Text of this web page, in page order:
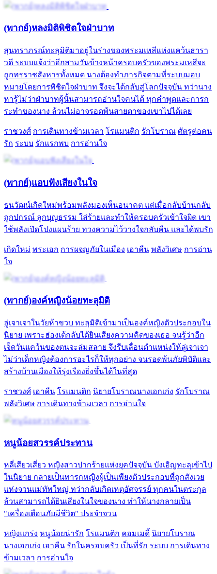
(พากย์)หลงมิติพิชิตใจฝ่าบาท
สุนทราภรณ์ทะลุมิติมาอยู่ในร่างของพระมเหสีแห่งแคว้นธารา
วดี ระบบแจ้งว่าอีกสามวันข้างหน้าครอบครัวของพระมเหสีจะ
ถูกทรราชสังหารทั้งหมด นางต้องทำภารกิจตามที่ระบบมอบ
หมายโดยการพิชิตใจฝ่าบาท จึงจะได้กลับสู่โลกปัจจุบัน ทว่านาง
หารู้ไม่ว่าฝ่าบาทผู้นั้นสามารถอ่านใจคนได้ ทุกคำพูดและการก
ระทำของนาง ล้วนไม่อาจรอดพ้นสายตาของเขาไปได้เลย
ราชวงศ์ การเดินทางข้ามเวลา โรแมนติก รักโบราณ ศัตรูต่อคน
รัก ระบบ รักแรกพบ การอ่านใจ
(พากย์)แอบฟังเสียงในใจ
ธนวัฒน์เกิดใหม่พร้อมพลังมองเห็นอนาคต แต่เมื่อกลับบ้านกลับ
ถูกปกรณ์ ลูกบุญธรรม ใส่ร้ายและทำให้ครอบครัวเข้าใจผิด เขา
ใช้พลังเปิดโปงแผนร้าย ทวงความไว้วางใจกลับคืน และได้พบรัก
เกิดใหม่ พระเอก การผจญภัยในเมือง เอาคืน พลังวิเศษ การอ่าน
ใจ
(พากย์)องค์หญิงน้อยทะลุมิติ
ลู่เจาเจาในวัยห้าขวบ ทะลุมิติเข้ามาเป็นองค์หญิงตัวประกอบใน
นิยาย เพราะฮ่องเต้กลับได้ยินเสียงความคิดของเธอ จนรู้ว่าอีก
เจ็ดวันแคว้นของตนจะล่มสลาย จึงรีบเลื่อนตำแหน่งให้ลู่เจาเจา
ไม่ว่าเด็กหญิงต้องการอะไรก็ให้ทุกอย่าง จนรอดพ้นภัยพิบัติและ
สร้างบ้านเมืองให้รุ่งเรืองยิ่งขึ้นได้ในที่สุด
ราชวงศ์ เอาคืน โรแมนติก นิยายโบราณนางเอกเก่ง รักโบราณ
พลังวิเศษ การเดินทางข้ามเวลา การอ่านใจ
หนูน้อยสวรรค์ประทาน
หลี่เสียวเสี่ยว หญิงสาวปากร้ายแห่งยุคปัจจุบัน บังเอิญทะลุเข้าไป
ในนิยาย กลายเป็นทารกหญิงผู้เป็นเพียงตัวประกอบที่ถูกสังเวย
แห่งจวนแม่ทัพใหญ่ ทว่ากลับเกิดเหตุอัศจรรย์ ทุกคนในตระกูล
ล้วนสามารถได้ยินเสียงในใจของนาง ทำให้นางกลายเป็น
"เครื่องเตือนภัยมีชีวิต" ประจำจวน
หญิงแกร่ง หนูน้อยน่ารัก โรแมนติก คอมเมดี้ นิยายโบราณ
นางเอกเก่ง เอาคืน รักในครอบครัว เป็นที่รัก ระบบ การเดินทาง
ข้ามเวลา การอ่านใจ